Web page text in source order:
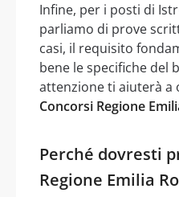
Infine, per i posti di
parliamo di prove
casi, il requisito
bene le specifiche del
attenzione ti aiuterà a
Concorsi Regione
Perché dovresti
Regione Emilia